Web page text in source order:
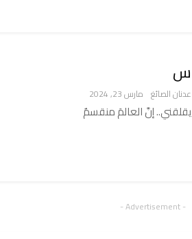
س
عدنان الصائغ مارس 23, 2024
يقلقني.. إنَّ العالمَ منقسمٌ
- Advertisement -